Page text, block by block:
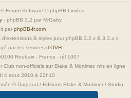
® Forum Software © phpBB Limited
- phpBB 3.2 par MrGaby
par phpBB-fr.com
d'extensions & styles pour phpBB 3.2.x & 3.3.x »
par les services d’OVH
Roubaix - France - tél 1007
non-officiels sur Blake & Mortimer, mis en ligne
4 aout 2010 à 22h10
© Dargaud / Editions Blake & Mortimer / Studio